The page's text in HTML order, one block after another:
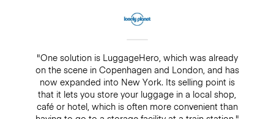
"One solution is LuggageHero, which was already
on the scene in Copenhagen and London, and has
now expanded into New York. Its selling point is
that it lets you store your luggage in a local shop,
café or hotel, which is often more convenient than